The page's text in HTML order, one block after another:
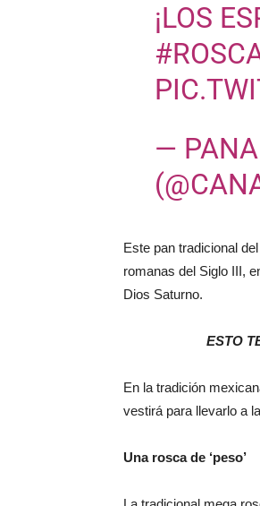
¡LOS
—
Este pan tradicional
romanas del Siglo III,
Dios Saturno.
ESTO
En la tradición
vestirá para llevarlo a
Una rosca de ‘peso’